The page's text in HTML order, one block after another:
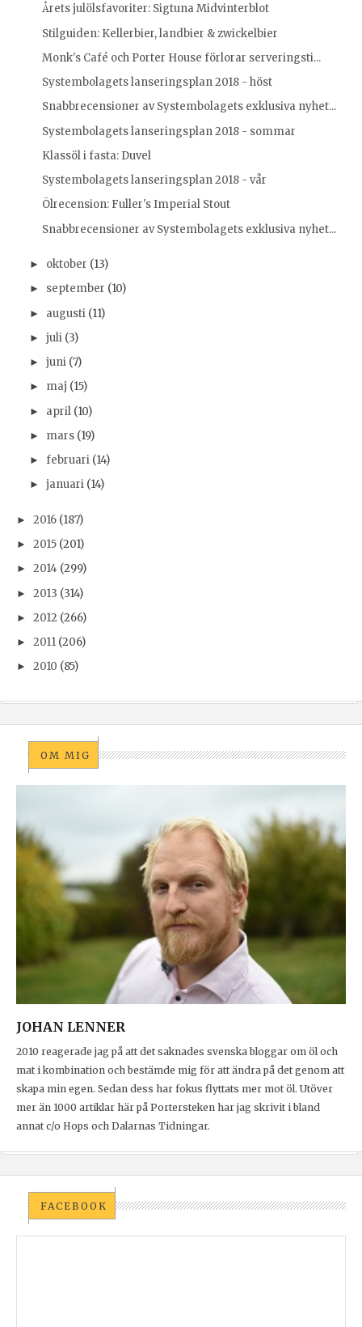
Årets julölsfavoriter: Sigtuna Midvinterblot
Stilguiden: Kellerbier, landbier & zwickelbier
Monk's Café och Porter House förlorar serveringsti...
Systembolagets lanseringsplan 2018 - höst
Snabbrecensioner av Systembolagets exklusiva nyhet...
Systembolagets lanseringsplan 2018 - sommar
Klassöl i fasta: Duvel
Systembolagets lanseringsplan 2018 - vår
Ölrecension: Fuller's Imperial Stout
Snabbrecensioner av Systembolagets exklusiva nyhet...
► oktober (13)
► september (10)
► augusti (11)
► juli (3)
► juni (7)
► maj (15)
► april (10)
► mars (19)
► februari (14)
► januari (14)
► 2016 (187)
► 2015 (201)
► 2014 (299)
► 2013 (314)
► 2012 (266)
► 2011 (206)
► 2010 (85)
OM MIG
JOHAN LENNER
2010 reagerade jag på att det saknades svenska bloggar om öl och
mat i kombination och bestämde mig för att ändra på det genom att
skapa min egen. Sedan dess har fokus flyttats mer mot öl. Utöver
mer än 1000 artiklar här på Portersteken har jag skrivit i bland
annat c/o Hops och Dalarnas Tidningar.
FACEBOOK